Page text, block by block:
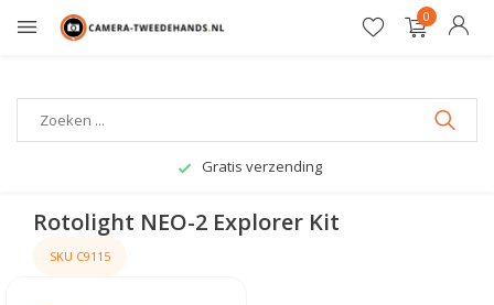
0
Gratis verzending
Rotolight NEO-2 Explorer Kit
SKU C9115